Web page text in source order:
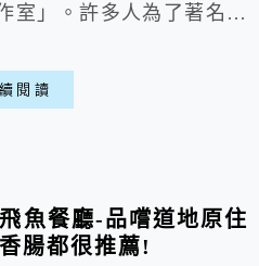
室」。許多人為了著名的
，作為一間複合式餐廳，
食材，將刺蔥等特殊的原
的蔚藍，一邊大啖花蓮在
之旅最奢侈的享受。這篇
閱讀
魚餐廳-品嚐道地原住
腸都很推薦!